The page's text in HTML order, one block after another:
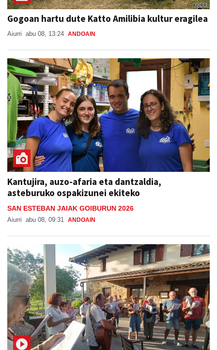
Gogoan hartu dute Katto Amilibia kultur eragilea
Aiurri abu 08, 13:24 ANDOAIN
Kantujira, auzo-afaria eta dantzaldia,
asteburuko ospakizunei ekiteko
SAN ESTEBAN JAIAK GOIBURUN 2026
Aiurri abu 08, 09:31 ANDOAIN